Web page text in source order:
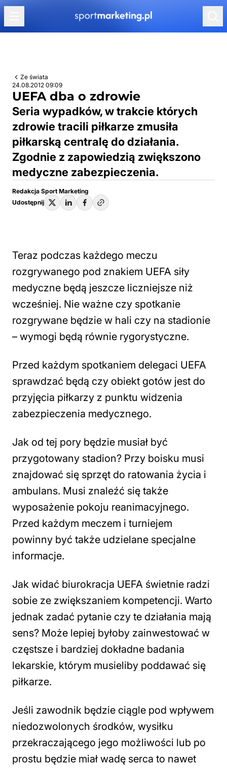
Przejdź do treści
Ze świata
24.08.2012 09:09
UEFA dba o zdrowie
Seria wypadków, w trakcie których
zdrowie tracili piłkarze zmusiła
piłkarską centralę do działania.
Zgodnie z zapowiedzią zwiększono
medyczne zabezpieczenia.
Redakcja Sport Marketing
Udostępnij
Teraz podczas każdego meczu
rozgrywanego pod znakiem UEFA siły
medyczne będą jeszcze liczniejsze niż
wcześniej. Nie ważne czy spotkanie
rozgrywane będzie w hali czy na stadionie
– wymogi będą równie rygorystyczne.
Przed każdym spotkaniem delegaci UEFA
sprawdzać będą czy obiekt gotów jest do
przyjęcia piłkarzy z punktu widzenia
zabezpieczenia medycznego.
Jak od tej pory będzie musiał być
przygotowany stadion? Przy boisku musi
znajdować się sprzęt do ratowania życia i
ambulans. Musi znaleźć się także
wyposażenie pokoju reanimacyjnego.
Przed każdym meczem i turniejem
powinny być także udzielane specjalne
informacje.
Jak widać biurokracja UEFA świetnie radzi
sobie ze zwiększaniem kompetencji. Warto
jednak zadać pytanie czy te działania mają
sens? Może lepiej byłoby zainwestować w
częstsze i bardziej dokładne badania
lekarskie, którym musieliby poddawać się
piłkarze.
Jeśli zawodnik będzie ciągle pod wpływem
niedozwolonych środków, wysiłku
przekraczającego jego możliwości lub po
prostu będzie miał wadę serca to nawet